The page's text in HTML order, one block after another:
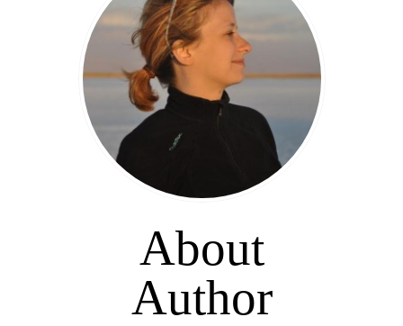
About
Author